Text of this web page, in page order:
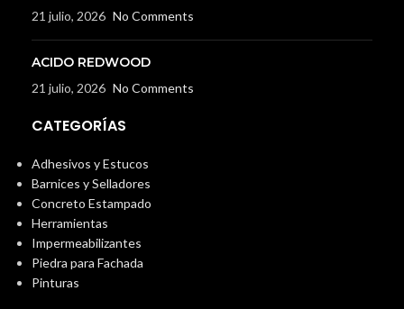
21 julio, 2026 No Comments
ACIDO REDWOOD
21 julio, 2026 No Comments
CATEGORÍAS
Adhesivos y Estucos
Barnices y Selladores
Concreto Estampado
Herramientas
Impermeabilizantes
Piedra para Fachada
Pinturas